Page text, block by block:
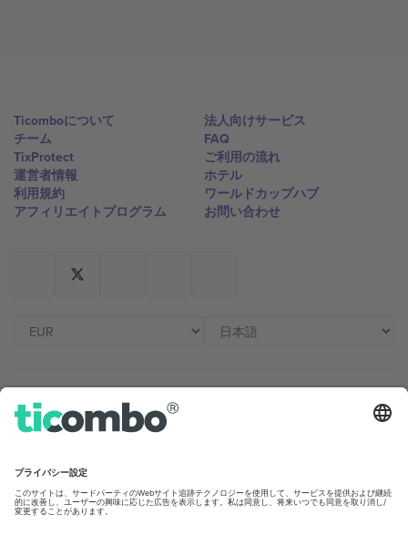
Ticomboについて
チーム
TixProtect
運営者情報
利用規約
アフィリエイトプログラム
法人向けサービス
FAQ
ご利用の流れ
ホテル
ワールドカップハブ
お問い合わせ
Ticomboのオフィス
Germany
Berlin, Germany
Kingdom